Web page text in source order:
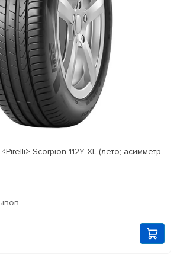
Scorpion 112Y XL (лето; асимметр.